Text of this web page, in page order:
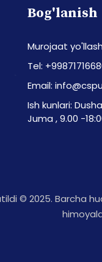
Bog'lanish
Murojaat yo'llash
Tel:
Email:
Ish kunlari:
Juma , 9.00 -
© 2025. Barcha